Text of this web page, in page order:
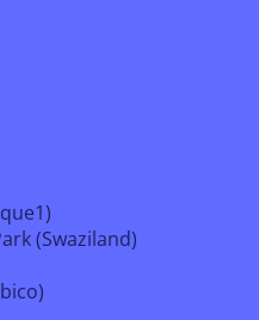
(Swaziland)